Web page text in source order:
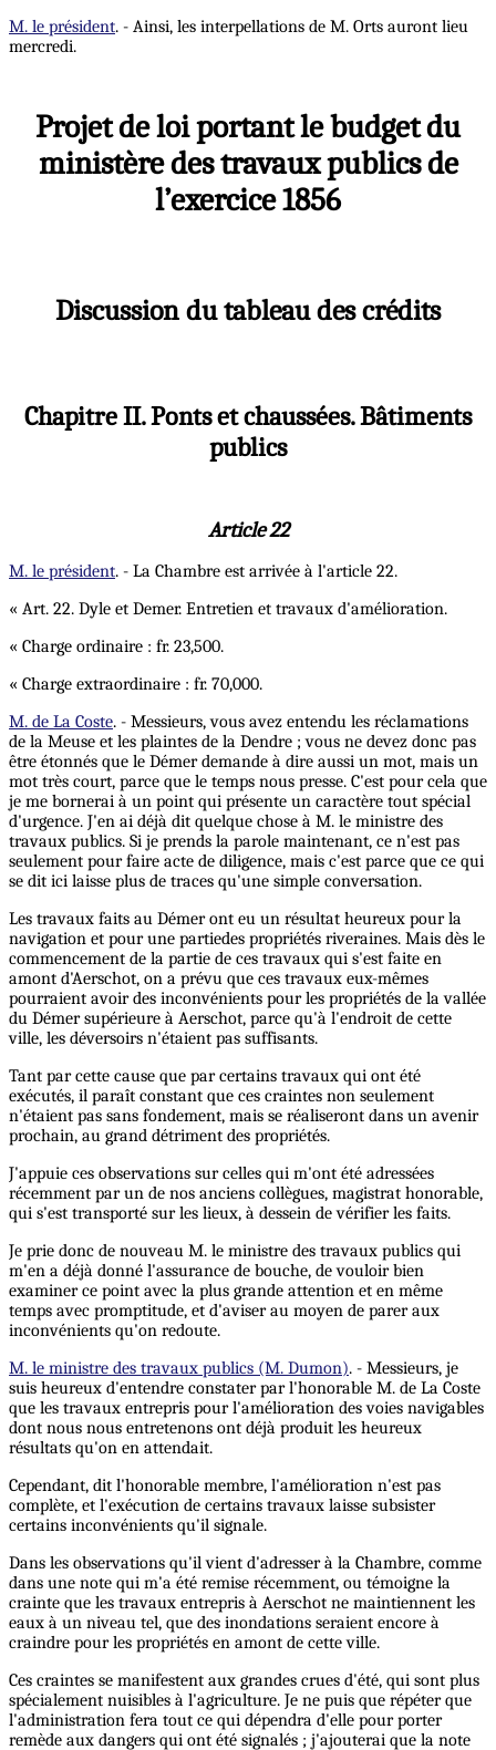
M. le président. - Ainsi, les interpellations de M. Orts auront lieu
mercredi.
Projet de loi portant le budget du
ministère des travaux publics de
l’exercice 1856
Discussion du tableau des crédits
Chapitre II. Ponts et chaussées. Bâtiments
publics
Article 22
M. le président. - La Chambre est arrivée à l'article 22.
« Art. 22. Dyle et Demer. Entretien et travaux d'amélioration.
« Charge ordinaire : fr. 23,500.
« Charge extraordinaire : fr. 70,000.
M. de La Coste. - Messieurs, vous avez entendu les réclamations
de la Meuse et les plaintes de la Dendre ; vous ne devez donc pas
être étonnés que le Démer demande à dire aussi un mot, mais un
mot très court, parce que le temps nous presse. C'est pour cela que
je me bornerai à un point qui présente un caractère tout spécial
d'urgence. J'en ai déjà dit quelque chose à M. le ministre des
travaux publics. Si je prends la parole maintenant, ce n'est pas
seulement pour faire acte de diligence, mais c'est parce que ce qui
se dit ici laisse plus de traces qu'une simple conversation.
Les travaux faits au Démer ont eu un résultat heureux pour la
navigation et pour une partiedes propriétés riveraines. Mais dès le
commencement de la partie de ces travaux qui s'est faite en
amont d'Aerschot, on a prévu que ces travaux eux-mêmes
pourraient avoir des inconvénients pour les propriétés de la vallée
du Démer supérieure à Aerschot, parce qu'à l'endroit de cette
ville, les déversoirs n'étaient pas suffisants.
Tant par cette cause que par certains travaux qui ont été
exécutés, il paraît constant que ces craintes non seulement
n'étaient pas sans fondement, mais se réaliseront dans un avenir
prochain, au grand détriment des propriétés.
J'appuie ces observations sur celles qui m'ont été adressées
récemment par un de nos anciens collègues, magistrat honorable,
qui s'est transporté sur les lieux, à dessein de vérifier les faits.
Je prie donc de nouveau M. le ministre des travaux publics qui
m'en a déjà donné l'assurance de bouche, de vouloir bien
examiner ce point avec la plus grande attention et en même
temps avec promptitude, et d'aviser au moyen de parer aux
inconvénients qu'on redoute.
M. le ministre des travaux publics (M. Dumon). - Messieurs, je
suis heureux d'entendre constater par l'honorable M. de La Coste
que les travaux entrepris pour l'amélioration des voies navigables
dont nous nous entretenons ont déjà produit les heureux
résultats qu'on en attendait.
Cependant, dit l'honorable membre, l'amélioration n'est pas
complète, et l'exécution de certains travaux laisse subsister
certains inconvénients qu'il signale.
Dans les observations qu'il vient d'adresser à la Chambre, comme
dans une note qui m'a été remise récemment, ou témoigne la
crainte que les travaux entrepris à Aerschot ne maintiennent les
eaux à un niveau tel, que des inondations seraient encore à
craindre pour les propriétés en amont de cette ville.
Ces craintes se manifestent aux grandes crues d'été, qui sont plus
spécialement nuisibles à l'agriculture. Je ne puis que répéter que
l'administration fera tout ce qui dépendra d'elle pour porter
remède aux dangers qui ont été signalés ; j'ajouterai que la note